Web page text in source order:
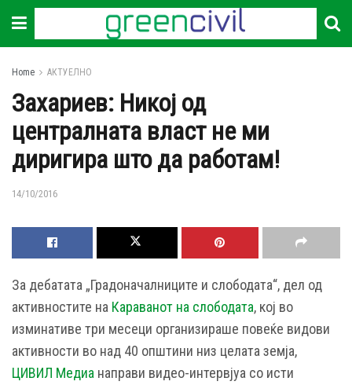
Home АКТУЕЛНО
Захариев: Никој од
централната власт не ми
диригира што да работам!
14/10/2016
За дебатата „Градоначалниците и слободата“, дел од
активностите на Караванот на слободата, кој во
изминативе три месеци организираше повеќе видови
активности во над 40 општини низ целата земја,
ЦИВИЛ Медиа направи видео-интервјуа со исти